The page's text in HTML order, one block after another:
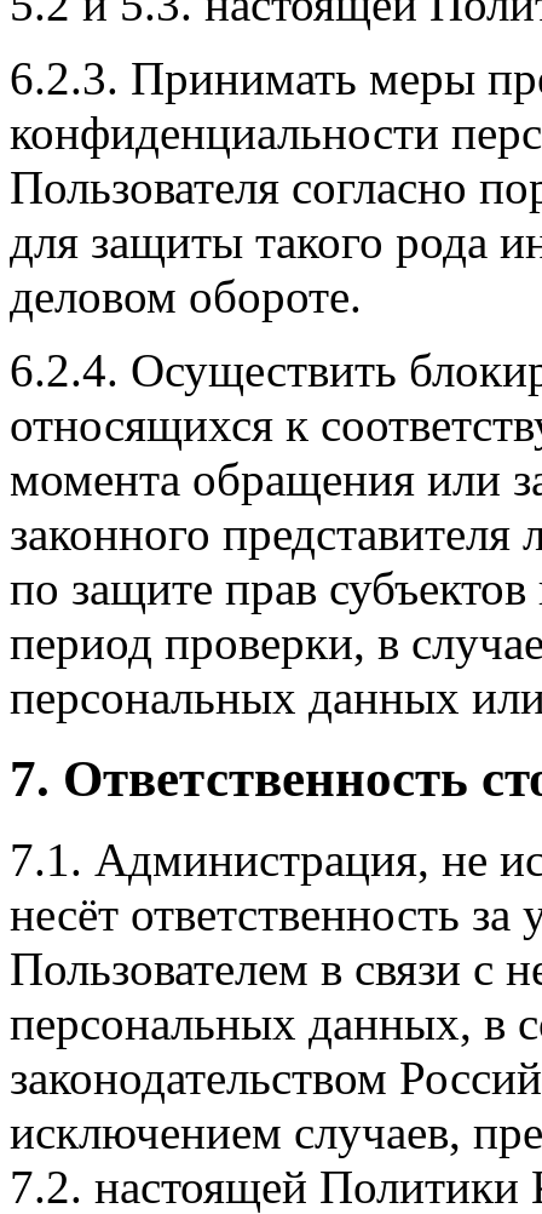
6.2.3. Принимать меры
конфиденциальности
Пользователя согласно
для защиты такого рода
деловом обороте.
6.2.4. Осуществить
относящихся к
момента обращения или
законного
по защите прав
период проверки, в
персональных данных
7. Ответственность
7.1. Администрация, не
несёт ответственность
Пользователем в связи с
персональных данных, в
законодательством
исключением случаев,
7.2. настоящей Политики